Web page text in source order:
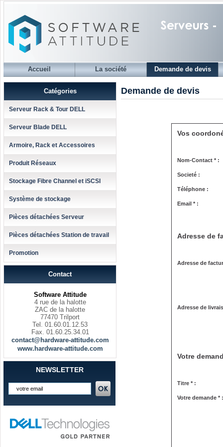
Accueil La société Demande de devis
Catégories
Serveur Rack & Tour DELL
Serveur Blade DELL
Armoire, Rack et Accessoires
Produit Réseaux
Stockage Fibre Channel et iSCSI
Système de stockage
Pièces détachées Serveur
Pièces détachées Station de travail
Promotion
Contact
Software Attitude
4 rue de la halotte
ZAC de la halotte
77470 Trilport
Tel. 01.60.01.12.53
Fax. 01.60.25.34.01
contact@hardware-attitude.com
www.hardware-attitude.com
NEWSLETTER
Demande de devis
Vos
Nom-Contact * :
Societé :
Téléphone :
Email * :
Adresse de
Adresse de
Adresse de
Votre
Titre * :
Votre demande * :